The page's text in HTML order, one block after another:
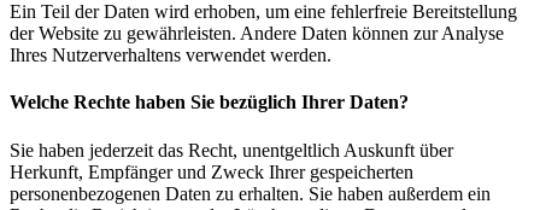
Ein Teil der Daten wird erhoben, um eine fehlerfreie Bereitstellung
der Website zu gewährleisten. Andere Daten können zur Analyse
Ihres Nutzerverhaltens verwendet werden.
Welche Rechte haben Sie bezüglich Ihrer Daten?
Sie haben jederzeit das Recht, unentgeltlich Auskunft über
Herkunft, Empfänger und Zweck Ihrer gespeicherten
personenbezogenen Daten zu erhalten. Sie haben außerdem ein